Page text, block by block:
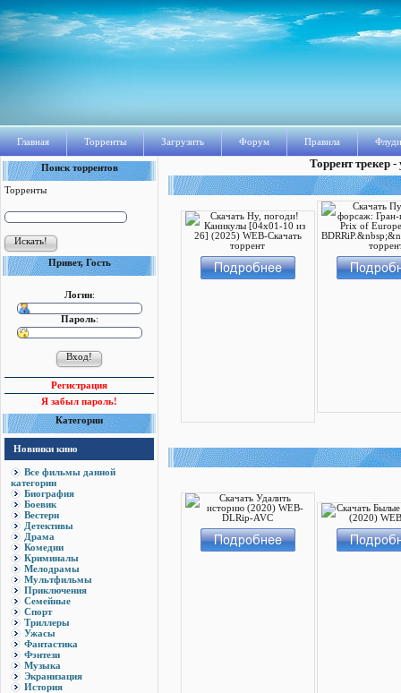
Главная Торренты Загрузить Форум Правила
Поиск торрентов
Торренты
Привет, Гость
Логин:
Пароль:
Регистрация
Я забыл пароль!
Категории
Новинки кино
Все фильмы данной
категории
Биография
Боевик
Вестерн
Детективы
Драма
Комедии
Криминалы
Мелодрамы
Мультфильмы
Приключения
Семейные
Спорт
Триллеры
Ужасы
Фантастика
Фэнтези
Музыка
Экранизация
История
Торрент трекер